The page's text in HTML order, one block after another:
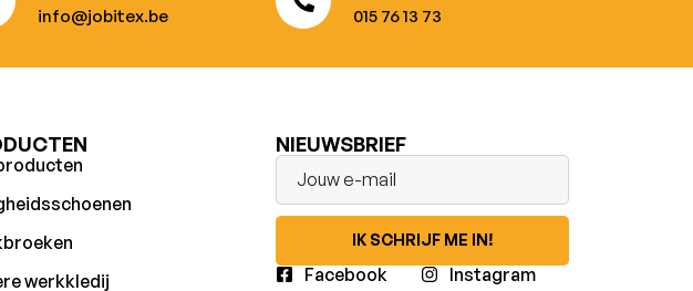
info@jobitex.be 015 76 13 73
werkkledij
NIEUWSBRIEF
IK SCHRIJF ME IN!
Facebook Instagram